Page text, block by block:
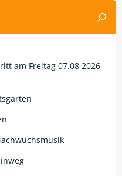
am Freitag 07.08 2026